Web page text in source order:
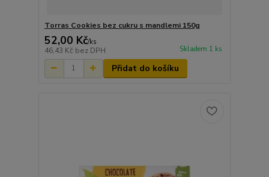
Torras Cookies bez cukru s mandlemi 150g
52,00 Kč/ks
46,43 Kč bez DPH Skladem 1 ks
Přidat do košíku